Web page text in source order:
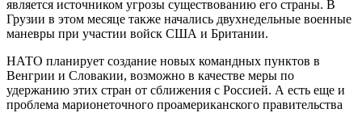
является источником угрозы существованию его страны. В
Грузии в этом месяце также начались двухнедельные военные
маневры при участии войск США и Британии.
НАТО планирует создание новых командных пунктов в
Венгрии и Словакии, возможно в качестве меры по
удержанию этих стран от сближения с Россией. А есть еще и
проблема марионеточного проамериканского правительства